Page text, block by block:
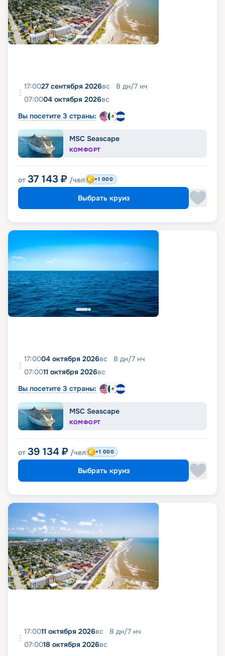
17:0027 сентября 2026вс 8 дн/7 нч
07:0004 октября 2026вс
Вы посетите 3 страны:
MSC Seascape
КОМФОРТ
от 37 143 ₽ /чел +1 000
Выбрать круиз
17:0004 октября 2026вс 8 дн/7 нч
07:0011 октября 2026вс
Вы посетите 3 страны:
MSC Seascape
КОМФОРТ
от 39 134 ₽ /чел +1 000
Выбрать круиз
17:0011 октября 2026вс 8 дн/7 нч
07:0018 октября 2026вс